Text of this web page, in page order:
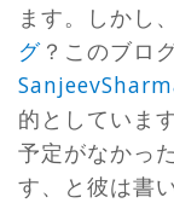
ます。しかし
グ ？このブロ
的としていま
予定がなかっ
す、と彼は書